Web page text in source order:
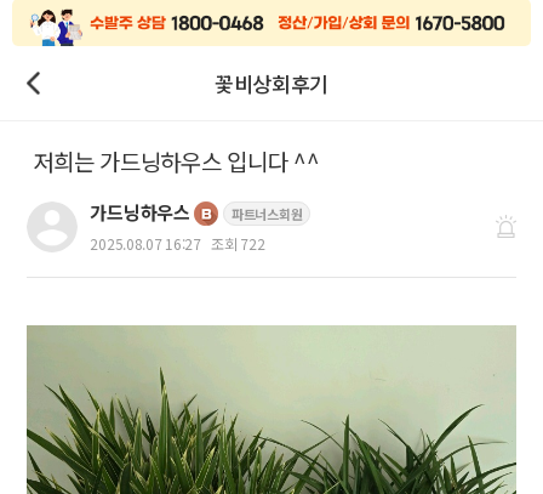
꽃비상회후기
저희는 가드닝하우스 입니다 ^^
가드닝하우스 파트너스회원
2025.08.07 16:27 조회 722